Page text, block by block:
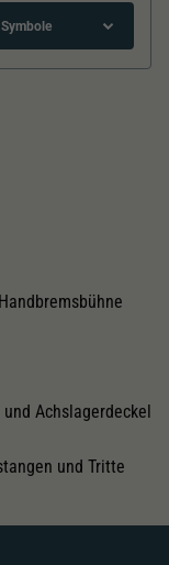
Achslagerdeckel
und Tritte
eine zufällig
Speicherung
falls der